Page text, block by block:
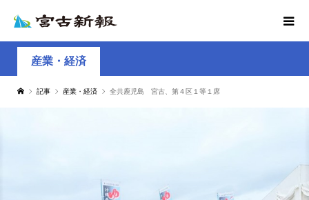
産業・経済
記事 産業・経済 全共鹿児島 宮古、第４区１等１席